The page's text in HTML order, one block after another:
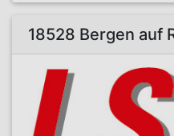
18528 Bergen auf